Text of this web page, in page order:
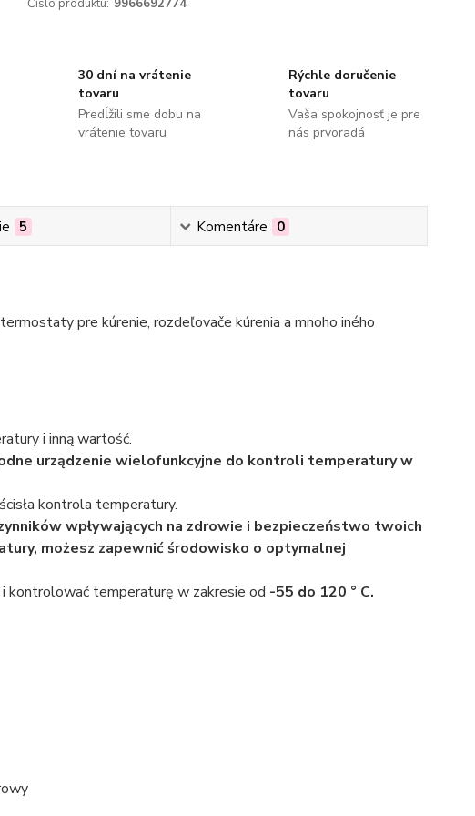
Číslo produktu: 9966692774
30 dní na vrátenie
tovaru
Predĺžili sme dobu na
vrátenie tovaru
Rýchle doručenie
tovaru
Vaša spokojnosť je pre
nás prvoradá
5 Komentáre 0
pre kúrenie, rozdeľovače kúrenia a mnoho iného
i inną wartość.
urządzenie wielofunkcyjne do kontroli temperatury w
ścisła kontrola temperatury.
wpływających na zdrowie i bezpieczeństwo twoich
możesz zapewnić środowisko o optymalnej
kontrolować temperaturę w zakresie od -55 do 120 ° C.